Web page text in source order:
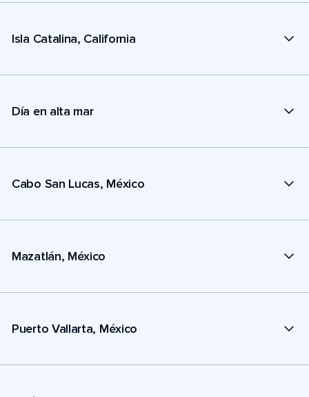
Isla Catalina, California
Día en alta mar
Cabo San Lucas, México
Mazatlán, México
Puerto Vallarta, México